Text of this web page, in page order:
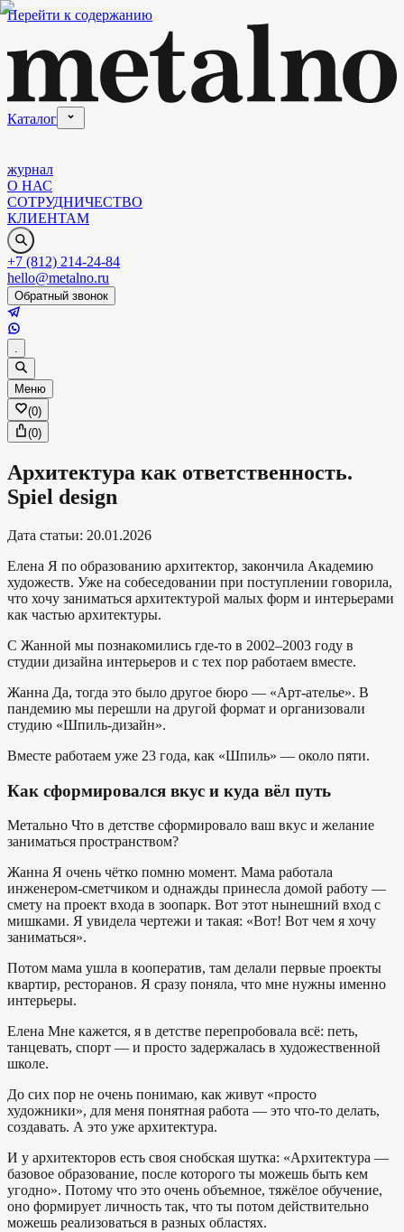
Перейти к содержанию
Каталог
журнал
О НАС
СОТРУДНИЧЕСТВО
КЛИЕНТАМ
+7 (812) 214-24-84
hello@metalno.ru
Обратный звонок
.
Меню
(0)
(0)
Архитектура как ответственность.
Spiel design
Дата статьи: 20.01.2026
Елена Я по образованию архитектор, закончила Академию
художеств. Уже на собеседовании при поступлении говорила,
что хочу заниматься архитектурой малых форм и интерьерами
как частью архитектуры.
С Жанной мы познакомились где-то в 2002–2003 году в
студии дизайна интерьеров и с тех пор работаем вместе.
Жанна Да, тогда это было другое бюро — «Арт-ателье». В
пандемию мы перешли на другой формат и организовали
студию «Шпиль-дизайн».
Вместе работаем уже 23 года, как «Шпиль» — около пяти.
Как сформировался вкус и куда вёл путь
Метально Что в детстве сформировало ваш вкус и желание
заниматься пространством?
Жанна Я очень чётко помню момент. Мама работала
инженером-сметчиком и однажды принесла домой работу —
смету на проект входа в зоопарк. Вот этот нынешний вход с
мишками. Я увидела чертежи и такая: «Вот! Вот чем я хочу
заниматься».
Потом мама ушла в кооператив, там делали первые проекты
квартир, ресторанов. Я сразу поняла, что мне нужны именно
интерьеры.
Елена Мне кажется, я в детстве перепробовала всё: петь,
танцевать, спорт — и просто задержалась в художественной
школе.
До сих пор не очень понимаю, как живут «просто
художники», для меня понятная работа — это что-то делать,
создавать. А это уже архитектура.
И у архитекторов есть своя снобская шутка: «Архитектура —
базовое образование, после которого ты можешь быть кем
угодно». Потому что это очень объемное, тяжёлое обучение,
оно формирует личность так, что ты потом действительно
можешь реализоваться в разных областях.